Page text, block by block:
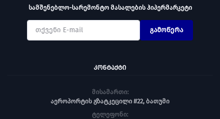
სამშენებლო-სარემონტო მასალების ჰიპერმარკეტი
გამოწერა
ᲙᲝᲜᲢᲐᲥᲢᲘ
მისამართი:
აეროპორტის გზატკეცილი #22, ბათუმი
ტელეფონი: